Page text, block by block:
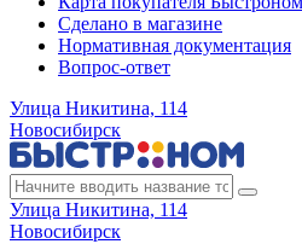
Сделано в магазине
Нормативная документация
Вопрос-ответ
Улица Никитина, 114
Новосибирск
Улица Никитина, 114
Новосибирск